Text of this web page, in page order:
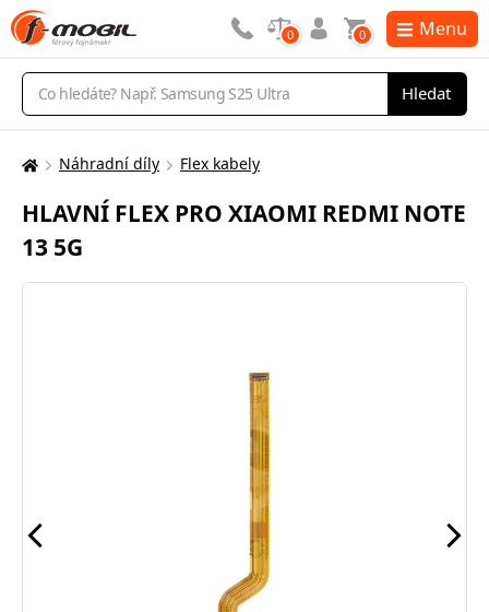
Vyhledávání
Hledat
0 0 Menu
Zde
nacházíte:
Náhradní díly Flex kabely
HLAVNÍ FLEX PRO XIAOMI REDMI NOTE
13 5G